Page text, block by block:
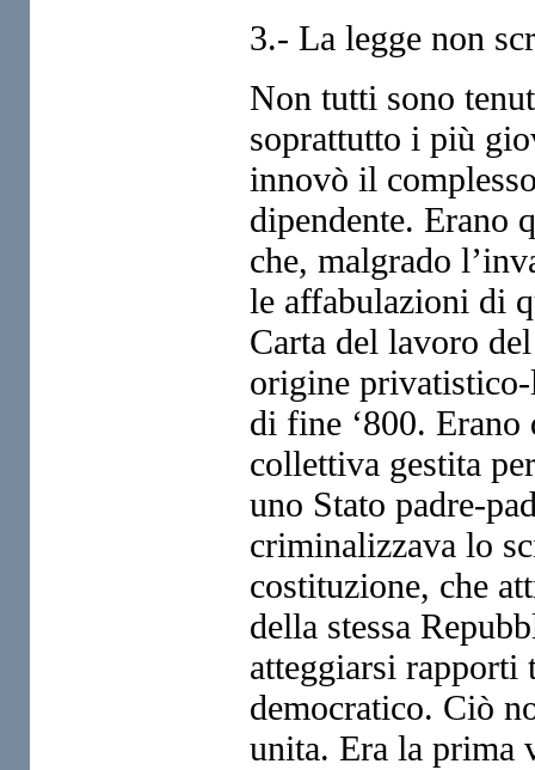
3.- La legge non
Non tutti sono
soprattutto i più
innovò il
dipendente. Erano
che, malgrado
le affabulazioni di
Carta del lavoro
origine
di fine ‘800. Erano
collettiva gestita
uno Stato padre-
criminalizzava lo
costituzione, che
della stessa
atteggiarsi rapporti
democratico. Ciò
unita. Era la prima